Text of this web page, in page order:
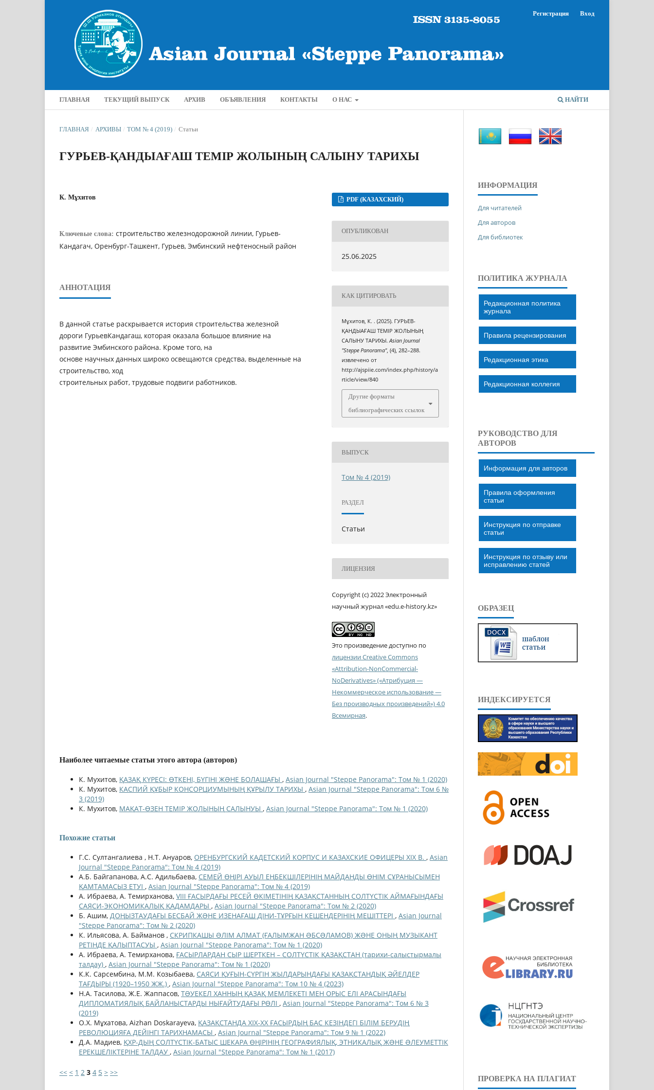
ГЛАВНАЯ ТЕКУЩИЙ ВЫПУСК АРХИВ ОБЪЯВЛЕНИЯ КОНТАКТЫ О НАС НАЙТИ
Регистрация Вход
ГЛАВНАЯ / АРХИВЫ / ТОМ № 4 (2019) / Статьи
ГУРЬЕВ-ҚАНДЫАҒАШ ТЕМІР ЖОЛЫНЫҢ САЛЫНУ ТАРИХЫ
К. Мұхитов
Ключевые слова: строительство железнодорожной линии, Гурьев-
Кандагач, Оренбург-Ташкент, Гурьев, Эмбинский нефтеносный район
АННОТАЦИЯ
В данной статье раскрывается история строительства железной
дороги ГурьевКандагаш, которая оказала большое влияние на
развитие Эмбинского района. Кроме того, на
основе научных данных широко освещаются средства, выделенные на
строительство, ход
строительных работ, трудовые подвиги работников.
PDF (КАЗАХСКИЙ)
ОПУБЛИКОВАН
25.06.2025
КАК ЦИТИРОВАТЬ
Мұхитов, К. . (2025). ГУРЬЕВ-
ҚАНДЫАҒАШ ТЕМІР ЖОЛЫНЫҢ
САЛЫНУ ТАРИХЫ.Asian Journal
"Steppe Panorama", (4), 282–288.
извлечено от
http://ajspiie.com/index.php/history/a
rticle/view/840
Другие форматы
библиографических ссылок
ВЫПУСК
Том № 4 (2019)
РАЗДЕЛ
Статьи
ЛИЦЕНЗИЯ
Copyright (c) 2022 Электронный
научный журнал «edu.e-history.kz»
Это произведение доступно по
лицензии Creative Commons
«Attribution-NonCommercial-
NoDerivatives» («Атрибуция —
Некоммерческое использование —
Без производных произведений») 4.0
Всемирная.
Наиболее читаемые статьи этого автора (авторов)
К. Мухитов, ҚАЗАҚ КҮРЕСІ: ӨТКЕНІ, БҮГІНІ ЖƏНЕ БОЛАШАҒЫ , Asian Journal "Steppe Panorama": Том № 1 (2020)
К. Мухитов, КАСПИЙ ҚҰБЫР КОНСОРЦИУМЫНЫҢ ҚҰРЫЛУ ТАРИХЫ , Asian Journal "Steppe Panorama": Том 6 №
3 (2019)
К. Мухитов, МАҚАТ-ӨЗЕН ТЕМІР ЖОЛЫНЫҢ САЛЫНУЫ , Asian Journal "Steppe Panorama": Том № 1 (2020)
Похожие статьи
Г.С. Султангалиева , Н.Т. Ануаров, ОРЕНБУРГСКИЙ КАДЕТСКИЙ КОРПУС И КАЗАХСКИЕ ОФИЦЕРЫ XIX В. , Asian
Journal "Steppe Panorama": Том № 4 (2019)
А.Б. Байгапанова, А.С. Адильбаева, СЕМЕЙ ӨҢІРІ АУЫЛ ЕҢБЕКШІЛЕРІНІҢ МАЙДАНДЫ ӨНІМ СҰРАНЫСЫМЕН
ҚАМТАМАСЫЗ ЕТУІ , Asian Journal "Steppe Panorama": Том № 4 (2019)
А. Ибраева, А. Темирханова, VIII ҒАСЫРДАҒЫ РЕСЕЙ ӨКІМЕТІНІҢ ҚАЗАҚСТАННЫҢ СОЛТҮСТІК АЙМАҒЫНДАҒЫ
САЯСИ-ЭКОНОМИКАЛЫҚ ҚАДАМДАРЫ , Asian Journal "Steppe Panorama": Том № 2 (2020)
Б. Ашим, ДОҢЫЗТАУДАҒЫ БЕСБАЙ ЖƏНЕ ИЗЕНАҒАШ ДІНИ-ТҰРҒЫН КЕШЕНДЕРІНІҢ МЕШІТТЕРІ , Asian Journal
"Steppe Panorama": Том № 2 (2020)
К. Ильясова, А. Байманов , СКРИПКАШЫ ƏЛІМ АЛМАТ (ҒАЛЫМЖАН ƏБСƏЛАМОВ) ЖƏНЕ ОНЫҢ МУЗЫКАНТ
РЕТІНДЕ ҚАЛЫПТАСУЫ , Asian Journal "Steppe Panorama": Том № 1 (2020)
А. Ибраева, А. Темирханова, ҒАСЫРЛАРДАН СЫР ШЕРТКЕН – СОЛТҮСТІК ҚАЗАҚСТАН (тарихи-салыстырмалы
талдау) , Asian Journal "Steppe Panorama": Том № 1 (2020)
К.К. Сарсембина, М.М. Козыбаева, САЯСИ ҚУҒЫН-СҮРГІН ЖЫЛДАРЫНДАҒЫ ҚАЗАҚСТАНДЫҚ ӘЙЕЛДЕР
ТАҒДЫРЫ (1920–1950 ЖЖ.) , Asian Journal "Steppe Panorama": Том 10 № 4 (2023)
Н.А. Тасилова, Ж.Е. Жаппасов, ТƏУЕКЕЛ ХАННЫҢ ҚАЗАҚ МЕМЛЕКЕТІ МЕН ОРЫС ЕЛІ АРАСЫНДАҒЫ
ДИПЛОМАТИЯЛЫҚ БАЙЛАНЫСТАРДЫ НЫҒАЙТУДАҒЫ РӨЛІ , Asian Journal "Steppe Panorama": Том 6 № 3
(2019)
О.Х. Мұхатова, Aizhan Doskarayeva, ҚАЗАҚСТАНДА ХІХ-ХХ ҒАСЫРДЫҢ БАС КЕЗІНДЕГІ БІЛІМ БЕРУДІҢ
РЕВОЛЮЦИЯҒА ДЕЙІНГІ ТАРИХНАМАСЫ , Asian Journal "Steppe Panorama": Том 9 № 1 (2022)
Д.А. Мадиев, ҚХР-ДЫҢ СОЛТҮСТІК-БАТЫС ШЕКАРА ӨҢІРІНІҢ ГЕОГРАФИЯЛЫҚ, ЭТНИКАЛЫҚ ЖƏНЕ ƏЛЕУМЕТТІК
ЕРЕКШЕЛІКТЕРІНЕ ТАЛДАУ , Asian Journal "Steppe Panorama": Том № 1 (2017)
<< < 1 2 3 4 5 > >>
ИНФОРМАЦИЯ
Для читателей
Для авторов
Для библиотек
ПОЛИТИКА ЖУРНАЛА
Редакционная политика
журнала
Правила рецензирования
Редакционная этика
Редакционная коллегия
РУКОВОДСТВО ДЛЯ
АВТОРОВ
Информация для авторов
Правила оформления
статьи
Инструкция по отправке
статьи
Инструкция по отзыву или
исправлению статей
ОБРАЗЕЦ
ИНДЕКСИРУЕТСЯ
ПРОВЕРКА НА ПЛАГИАТ